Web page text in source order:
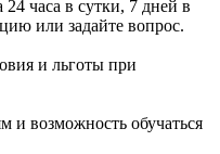
часа в сутки, 7 дней в
или задайте вопрос.
и льготы при
и возможность обучаться